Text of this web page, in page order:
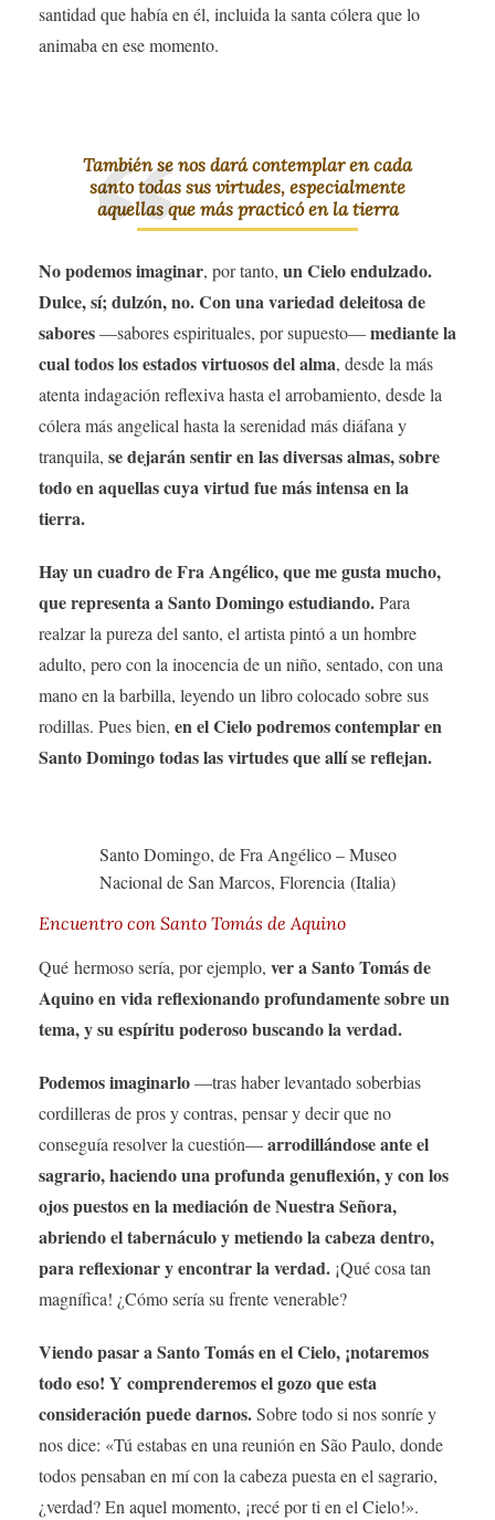
santidad que había en él, incluida la santa cólera que lo
animaba en ese momento.
También se nos dará contemplar en cada
santo todas sus virtudes, especialmente
aquellas que más practicó en la tierra
No podemos imaginar, por tanto, un Cielo endulzado.
Dulce, sí; dulzón, no. Con una variedad deleitosa de
sabores—sabores espirituales, por supuesto—mediante la
cual todos los estados virtuosos del alma, desde la más
atenta indagación reflexiva hasta el arrobamiento, desde la
cólera más angelical hasta la serenidad más diáfana y
tranquila, se dejarán sentir en las diversas almas, sobre
todo en aquellas cuya virtud fue más intensa en la
tierra.
Hay un cuadro de Fra Angélico, que me gusta mucho,
que representa a Santo Domingo estudiando.Para
realzar la pureza del santo, el artista pintó a un hombre
adulto, pero con la inocencia de un niño, sentado, con una
mano en la barbilla, leyendo un libro colocado sobre sus
rodillas. Pues bien, en el Cielo podremos contemplar en
Santo Domingo todas las virtudes que allí se reflejan.
Santo Domingo, de Fra Angélico – Museo
Nacional de San Marcos, Florencia (Italia)
Encuentro con Santo Tomás de Aquino
Qué hermoso sería, por ejemplo, ver a Santo Tomás de
Aquino en vida reflexionando profundamente sobre un
tema, y su espíritu poderoso buscando la verdad.
Podemos imaginarlo—tras haber levantado soberbias
cordilleras de pros y contras, pensar y decir que no
conseguía resolver la cuestión—arrodillándose ante el
sagrario, haciendo una profunda genuflexión, y con los
ojos puestos en la mediación de Nuestra Señora,
abriendo el tabernáculo y metiendo la cabeza dentro,
para reflexionar y encontrar la verdad.¡Qué cosa tan
magnífica! ¿Cómo sería su frente venerable?
Viendo pasar a Santo Tomás en el Cielo, ¡notaremos
todo eso! Y comprenderemos el gozo que esta
consideración puede darnos.Sobre todo si nos sonríe y
nos dice: «Tú estabas en una reunión en São Paulo, donde
todos pensaban en mí con la cabeza puesta en el sagrario,
¿verdad? En aquel momento, ¡recé por ti en el Cielo!».